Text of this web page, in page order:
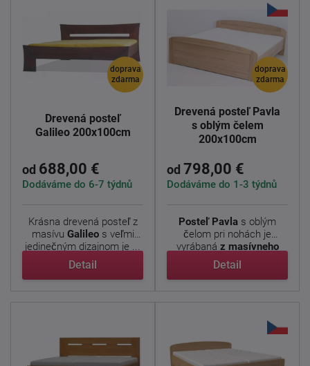
doprava
zdarma
Drevená posteľ
Galileo 200x100cm
od 688,00 €
Dodáváme do 6-7 týdnů
Krásna drevená posteľ z
masívu Galileos veľmi
jedinečným dizajnom je ...
Detail
doprava
zdarma
Drevená posteľ Pavla
s oblým čelem
200x100cm
od 798,00 €
Dodáváme do 1-3 týdnů
Posteľ Pavla s oblým
čelom pri nohách je
vyrábaná z masívneho
dubu ...
Detail